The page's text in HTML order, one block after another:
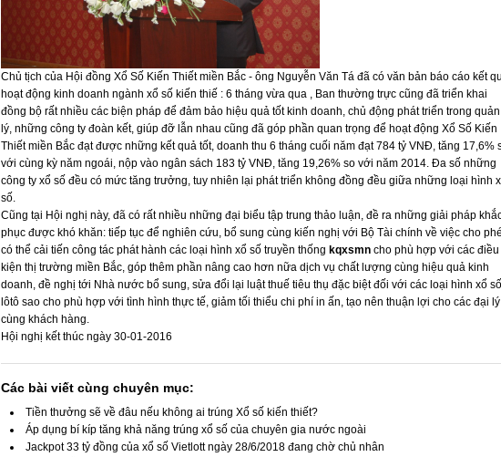
Chủ tịch của Hội đồng Xổ Số Kiến Thiết miền Bắc - ông Nguyễn Văn Tá đã có văn bản báo cáo kết
hoạt động kinh doanh ngành xổ số kiến thiế : 6 tháng vừa qua , Ban thường trực cũng đã triển khai
đồng bộ rất nhiều các biện pháp để đảm bảo hiệu quả tốt kinh doanh, chủ động phát triển trong quản
lý, những công ty đoàn kết, giúp đỡ lẫn nhau cũng đã góp phần quan trọng để hoạt động Xổ Số Kiến
Thiết miền Bắc đạt được những kết quả tốt, doanh thu 6 tháng cuối năm đạt 784 tỷ VNĐ, tăng 17,6%
với cùng kỳ năm ngoái, nộp vào ngân sách 183 tỷ VNĐ, tăng 19,26% so với năm 2014. Đa số những
công ty xổ số đều có mức tăng trưởng, tuy nhiên lại phát triển không đồng đều giữa những loại hình
số.
Cũng tại Hội nghị này, đã có rất nhiều những đại biểu tập trung thảo luận, đề ra những giải pháp
phục được khó khăn: tiếp tục để nghiên cứu, bổ sung cùng kiến nghị với Bộ Tài chính về việc cho
có thể cải tiến công tác phát hành các loại hình xổ số truyền thống kqxsmncho phù hợp với các điều
kiện thị trường miền Bắc, góp thêm phần nâng cao hơn nữa dịch vụ chất lượng cùng hiệu quả kinh
doanh, đề nghị tới Nhà nước bổ sung, sửa đổi lại luật thuế tiêu thụ đặc biệt đối với các loại hình xổ số
lôtô sao cho phù hợp với tình hình thực tế, giảm tối thiểu chi phí in ấn, tạo nên thuận lợi cho các đại lý
cùng khách hàng.
Hội nghị kết thúc ngày 30-01-2016
Các bài viết cùng chuyên mục:
Tiền thưởng sẽ về đâu nếu không ai trúng Xổ số kiến thiết?
Áp dụng bí kíp tăng khả năng trúng xổ số của chuyên gia nước ngoài
Jackpot 33 tỷ đồng của xổ số Vietlott ngày 28/6/2018 đang chờ chủ nhân